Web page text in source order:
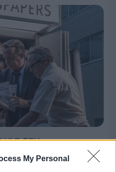
My Personal
για την